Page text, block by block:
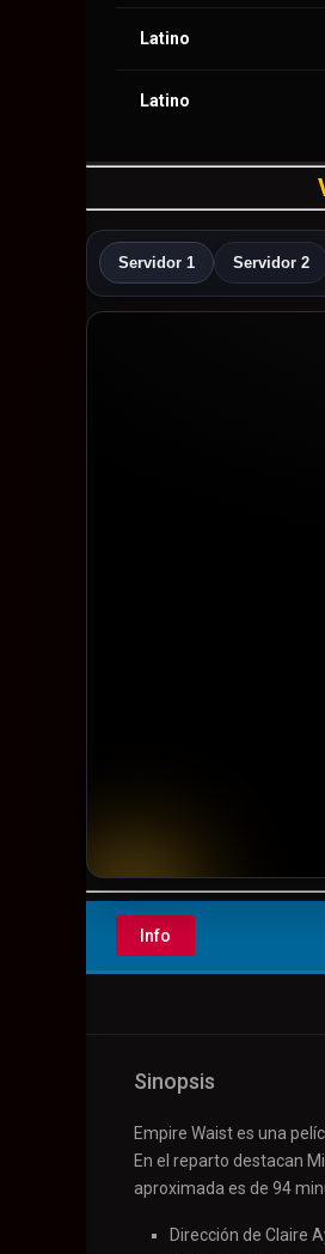
Latino
Latino
Servidor 1 Servidor 2
▶️ Play
Info
Sinopsis
Empire Waist es una
En el reparto destacan
aproximada es de 94
Dirección de Claire